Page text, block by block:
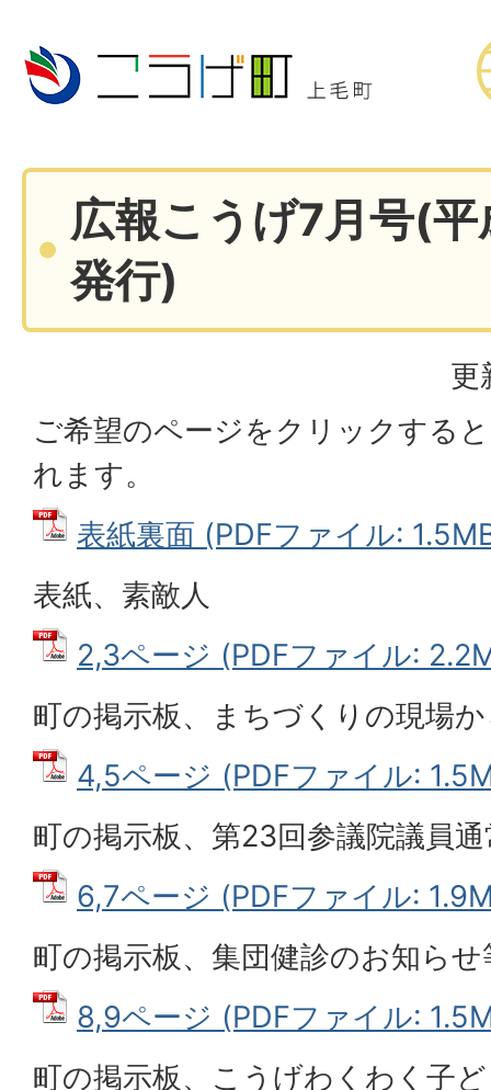
広報こうげ7月号(
発行)
更
ご希望のページをクリックする
れます。
表紙裏面 (PDFファイル:
表紙、素敵人
2,3ページ (PDFファイル:
町の掲示板、まちづくりの現場
4,5ページ (PDFファイル:
町の掲示板、第23回参議院議員
6,7ページ (PDFファイル:
町の掲示板、集団健診のお知ら
8,9ページ (PDFファイル:
町の掲示板、こうげわくわく子